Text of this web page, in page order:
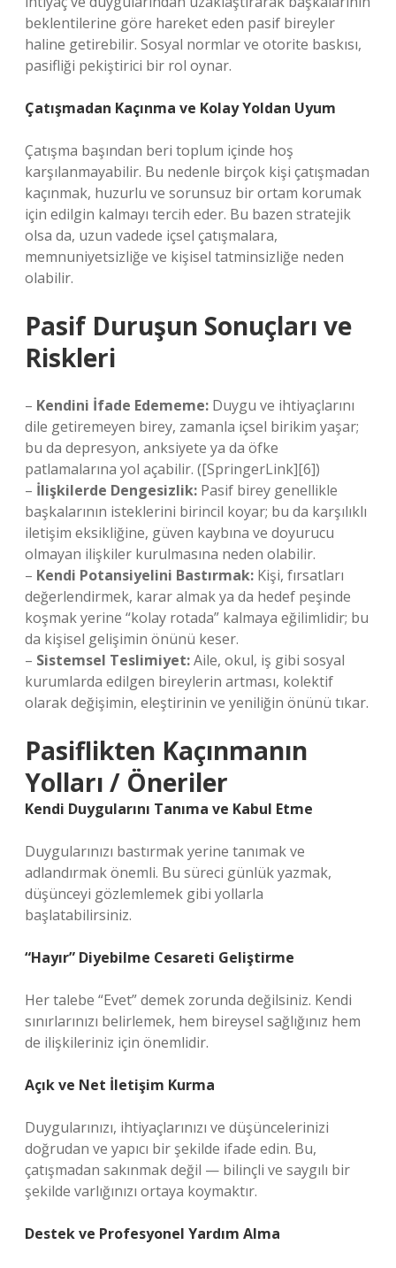
beklentilerine göre hareket eden pasif bireyler
haline getirebilir. Sosyal normlar ve otorite baskısı,
pasifliği pekiştirici bir rol oynar.
Çatışmadan Kaçınma ve Kolay Yoldan Uyum
Çatışma başından beri toplum içinde hoş
karşılanmayabilir. Bu nedenle birçok kişi çatışmadan
kaçınmak, huzurlu ve sorunsuz bir ortam korumak
için edilgin kalmayı tercih eder. Bu bazen stratejik
olsa da, uzun vadede içsel çatışmalara,
memnuniyetsizliğe ve kişisel tatminsizliğe neden
olabilir.
Pasif Duruşun Sonuçları ve
Riskleri
– Kendini İfade Edememe: Duygu ve ihtiyaçlarını
dile getiremeyen birey, zamanla içsel birikim yaşar;
bu da depresyon, anksiyete ya da öfke
patlamalarına yol açabilir. ([SpringerLink][6])
– İlişkilerde Dengesizlik: Pasif birey genellikle
başkalarının isteklerini birincil koyar; bu da karşılıklı
iletişim eksikliğine, güven kaybına ve doyurucu
olmayan ilişkiler kurulmasına neden olabilir.
– Kendi Potansiyelini Bastırmak: Kişi, fırsatları
değerlendirmek, karar almak ya da hedef peşinde
koşmak yerine “kolay rotada” kalmaya eğilimlidir; bu
da kişisel gelişimin önünü keser.
– Sistemsel Teslimiyet:Aile, okul, iş gibi sosyal
kurumlarda edilgen bireylerin artması, kolektif
olarak değişimin, eleştirinin ve yeniliğin önünü tıkar.
Pasiflikten Kaçınmanın
Yolları / Öneriler
Kendi Duygularını Tanıma ve Kabul Etme
Duygularınızı bastırmak yerine tanımak ve
adlandırmak önemli. Bu süreci günlük yazmak,
düşünceyi gözlemlemek gibi yollarla
başlatabilirsiniz.
“Hayır” Diyebilme Cesareti Geliştirme
Her talebe “Evet” demek zorunda değilsiniz. Kendi
sınırlarınızı belirlemek, hem bireysel sağlığınız hem
de ilişkileriniz için önemlidir.
Açık ve Net İletişim Kurma
Duygularınızı, ihtiyaçlarınızı ve düşüncelerinizi
doğrudan ve yapıcı bir şekilde ifade edin. Bu,
çatışmadan sakınmak değil — bilinçli ve saygılı bir
şekilde varlığınızı ortaya koymaktır.
Destek ve Profesyonel Yardım Alma